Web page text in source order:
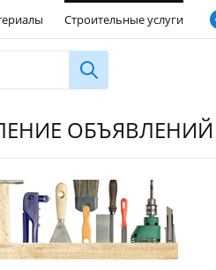
Строительные услуги